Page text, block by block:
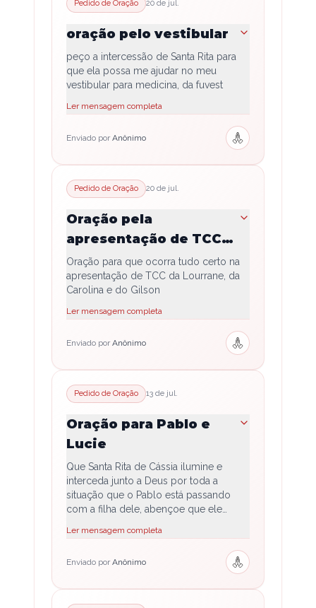
Pedido de Oração 20 de jul.
oração pelo vestibular
peço a intercessão de Santa Rita para
que ela possa me ajudar no meu
vestibular para medicina, da fuvest
Ler mensagem completa
Enviado porAnônimo
Pedido de Oração 20 de jul.
Oração pela
apresentação de TCC
da Lourrane, da
Carolina e do Gilson
Oração para que ocorra tudo certo na
apresentação de TCC da Lourrane, da
Carolina e do Gilson
Ler mensagem completa
Enviado porAnônimo
Pedido de Oração 13 de jul.
Oração para Pablo e
Lucie
Que Santa Rita de Cássia ilumine e
interceda junto a Deus por toda a
situação que o Pablo está passando
com a filha dele, abençoe que ele
bem, com a graça do Senhor Jesus
Ler mensagem completa
Enviado porAnônimo